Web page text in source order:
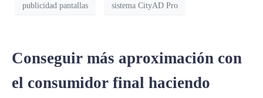
publicidad pantallas sistema CityAD Pro
Conseguir más aproximación con
el consumidor final haciendo